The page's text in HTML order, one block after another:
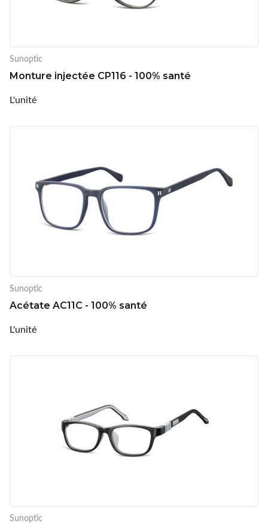
Sunoptic
Monture injectée CP116 - 100% santé
L'unité
Sunoptic
Acétate AC11C - 100% santé
L'unité
Sunoptic